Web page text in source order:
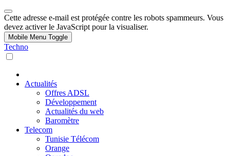
Cette adresse e-mail est protégée contre les robots spammeurs. Vous
devez activer le JavaScript pour la visualiser.
Mobile Menu Toggle
Techno
Actualités
Offres ADSL
Développement
Actualités du web
Baromètre
Telecom
Tunisie Télécom
Orange